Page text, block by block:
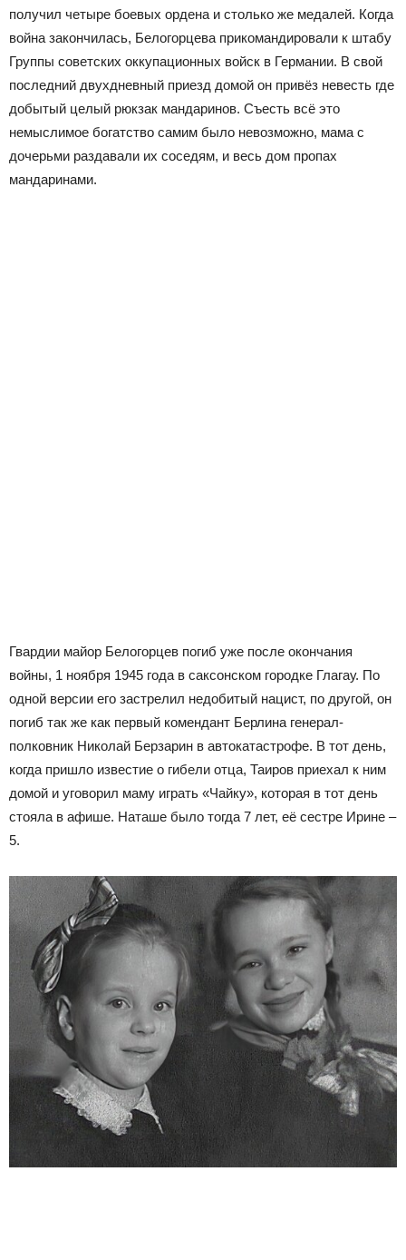
получил четыре боевых ордена и столько же медалей. Когда
война закончилась, Белогорцева прикомандировали к штабу
Группы советских оккупационных войск в Германии. В свой
последний двухдневный приезд домой он привёз невесть где
добытый целый рюкзак мандаринов. Съесть всё это
немыслимое богатство самим было невозможно, мама с
дочерьми раздавали их соседям, и весь дом пропах
мандаринами.
Гвардии майор Белогорцев погиб уже после окончания
войны, 1 ноября 1945 года в саксонском городке Глагау. По
одной версии его застрелил недобитый нацист, по другой, он
погиб так же как первый комендант Берлина генерал-
полковник Николай Берзарин в автокатастрофе. В тот день,
когда пришло известие о гибели отца, Таиров приехал к ним
домой и уговорил маму играть «Чайку», которая в тот день
стояла в афише. Наташе было тогда 7 лет, её сестре Ирине –
5.